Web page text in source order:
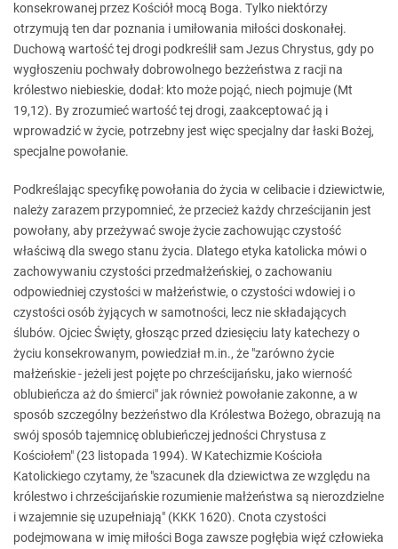
konsekrowanej przez Kościół mocą Boga. Tylko niektórzy
otrzymują ten dar poznania i umiłowania miłości doskonałej.
Duchową wartość tej drogi podkreślił sam Jezus Chrystus, gdy po
wygłoszeniu pochwały dobrowolnego bezżeństwa z racji na
królestwo niebieskie, dodał: kto może pojąć, niech pojmuje (Mt
19,12). By zrozumieć wartość tej drogi, zaakceptować ją i
wprowadzić w życie, potrzebny jest więc specjalny dar łaski Bożej,
specjalne powołanie.
Podkreślając specyfikę powołania do życia w celibacie i dziewictwie,
należy zarazem przypomnieć, że przecież każdy chrześcijanin jest
powołany, aby przeżywać swoje życie zachowując czystość
właściwą dla swego stanu życia. Dlatego etyka katolicka mówi o
zachowywaniu czystości przedmałżeńskiej, o zachowaniu
odpowiedniej czystości w małżeństwie, o czystości wdowiej i o
czystości osób żyjących w samotności, lecz nie składających
ślubów. Ojciec Święty, głosząc przed dziesięciu laty katechezy o
życiu konsekrowanym, powiedział m.in., że "zarówno życie
małżeńskie - jeżeli jest pojęte po chrześcijańsku, jako wierność
oblubieńcza aż do śmierci" jak również powołanie zakonne, a w
sposób szczególny bezżeństwo dla Królestwa Bożego, obrazują na
swój sposób tajemnicę oblubieńczej jedności Chrystusa z
Kościołem" (23 listopada 1994). W Katechizmie Kościoła
Katolickiego czytamy, że "szacunek dla dziewictwa ze względu na
królestwo i chrześcijańskie rozumienie małżeństwa są nierozdzielne
i wzajemnie się uzupełniają" (KKK 1620). Cnota czystości
podejmowana w imię miłości Boga zawsze pogłębia więź człowieka